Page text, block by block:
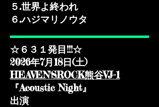
５.世界よ終われ
​６.ハジマリノウタ
☆６３１発目!!!☆
2026年7月18日(土)
HEAVEN'SROCK熊谷VJ-1
『Acoustic Night』
出演